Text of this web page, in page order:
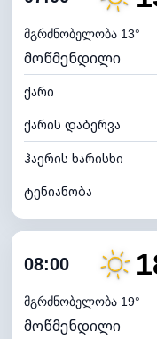
ნამის წერტილი
ხილვადობა
განათების ინდექსი
ღრუბლის სიმაღლე
მგრძნობელობა 13°
მოწმენდილი
ქარი
ქარის დაბერვა
ჰაერის ხარისხი
ტენიანობა
ღრუბლიანობა
ნამის წერტილი
ხილვადობა
08:00
მგრძნობელობა 19°
მოწმენდილი